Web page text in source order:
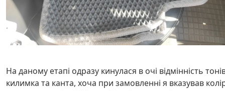
На даному етапі одразу кинулася в очі відмінність
килимка та канта, хоча при замовленні я вказував